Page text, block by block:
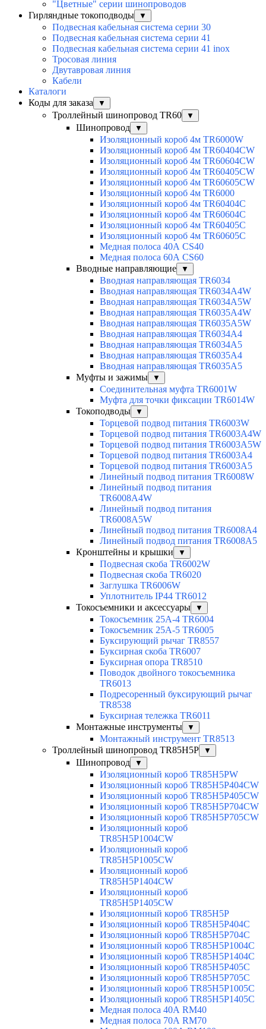
"Цветные" серии шинопроводов
Гирляндные токоподводы
▼
Подвесная кабельная система серии 30
Подвесная кабельная система серии 41
Подвесная кабельная система серии 41 inox
Тросовая линия
Двутавровая линия
Кабели
Каталоги
Коды для заказа
▼
Троллейный шинопровод TR60 ▼
Шинопровод ▼
Изоляционный короб 4м TR6000W
Изоляционный короб 4м TR60404CW
Изоляционный короб 4м TR60604CW
Изоляционный короб 4м TR60405CW
Изоляционный короб 4м TR60605CW
Изоляционный короб 4м TR6000
Изоляционный короб 4м TR60404C
Изоляционный короб 4м TR60604C
Изоляционный короб 4м TR60405C
Изоляционный короб 4м TR60605C
Медная полоса 40А CS40
Медная полоса 60А CS60
Вводные направляющие
▼
Вводная направляющая TR6034
Вводная направляющая TR6034A4W
Вводная направляющая TR6034A5W
Вводная направляющая TR6035A4W
Вводная направляющая TR6035A5W
Вводная направляющая TR6034A4
Вводная направляющая TR6034A5
Вводная направляющая TR6035A4
Вводная направляющая TR6035A5
Муфты и зажимы
▼
Соединительная муфта TR6001W
Муфта для точки фиксации TR6014W
Токоподводы
▼
Торцевой подвод питания TR6003W
Торцевой подвод питания TR6003A4W
Торцевой подвод питания TR6003A5W
Торцевой подвод питания TR6003A4
Торцевой подвод питания TR6003A5
Линейный подвод питания TR6008W
Линейный подвод питания
TR6008A4W
Линейный подвод питания
TR6008A5W
Линейный подвод питания TR6008A4
Линейный подвод питания TR6008A5
Кронштейны и крышки
▼
Подвесная скоба TR6002W
Подвесная скоба TR6020
Заглушка TR6006W
Уплотнитель IP44 TR6012
Токосъемники и аксессуары
▼
Токосъемник 25А-4 TR6004
Токосъемник 25А-5 TR6005
Буксирующий рычаг TR8557
Буксирная скоба TR6007
Буксирная опора TR8510
Поводок двойного токосъемника
TR6013
Подресоренный буксирующий рычаг
TR8538
Буксирная тележка TR6011
Монтажные инструменты
▼
Монтажный инструмент TR8513
Троллейный шинопровод TR85H5P
▼
Шинопровод ▼
Изоляционный короб TR85H5PW
Изоляционный короб TR85H5P404CW
Изоляционный короб TR85H5P405CW
Изоляционный короб TR85H5P704CW
Изоляционный короб TR85H5P705CW
Изоляционный короб
TR85H5P1004CW
Изоляционный короб
TR85H5P1005CW
Изоляционный короб
TR85H5P1404CW
Изоляционный короб
TR85H5P1405CW
Изоляционный короб TR85H5P
Изоляционный короб TR85H5P404C
Изоляционный короб TR85H5P704C
Изоляционный короб TR85H5P1004C
Изоляционный короб TR85H5P1404C
Изоляционный короб TR85H5P405C
Изоляционный короб TR85H5P705C
Изоляционный короб TR85H5P1005C
Изоляционный короб TR85H5P1405C
Медная полоса 40А RM40
Медная полоса 70А RM70